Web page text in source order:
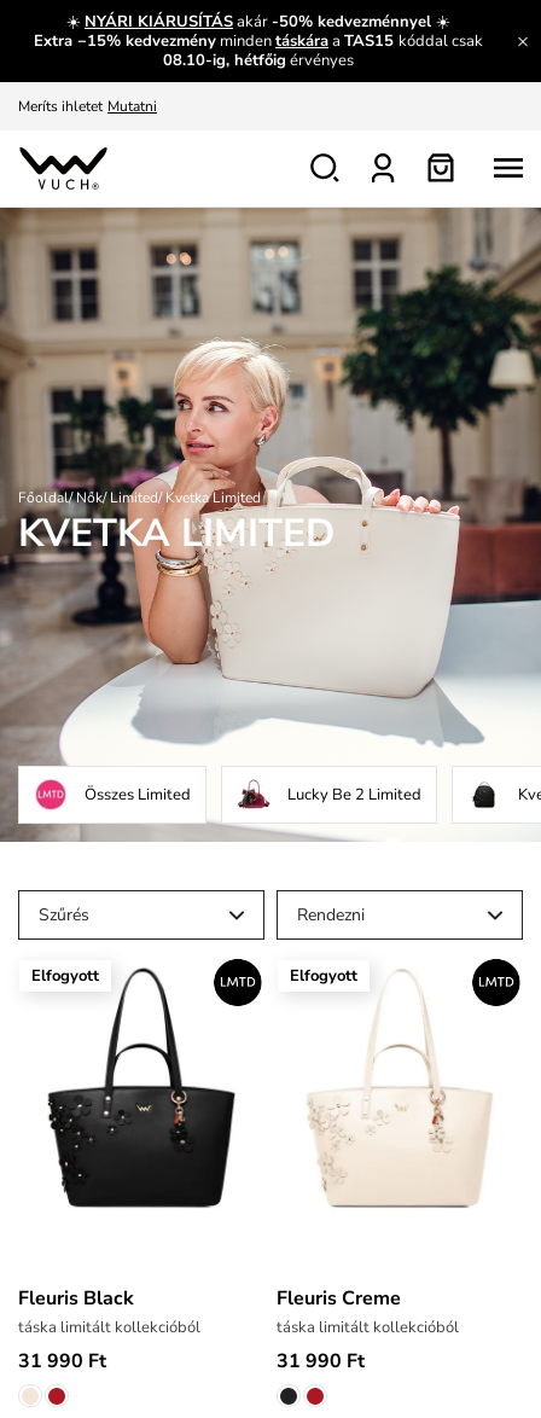
☀️ NYÁRI KIÁRUSÍTÁSakár-50% kedvezménnyel ☀️
Extra −15% kedvezmény mindentáskáraa TAS15 kóddal csak
08.10-ig, hétfőig érvényes
És mi az, amit máshol nem lehet megtudni?
Fedezze fel velünk az újdonságokat. Megtekintés
Meríts ihletet Mutatni
Ingyenes csere és visszaküldés
Főoldal/Nők/Limited/Kvetka Limited
KVETKA LIMITED
Összes Limited Lucky Be 2 Limited
Szűrés Rendezni
Elfogyott
Fleuris Black
táska limitált kollekcióból
31 990 Ft
Elfogyott
Fleuris Creme
táska limitált kollekcióból
31 990 Ft